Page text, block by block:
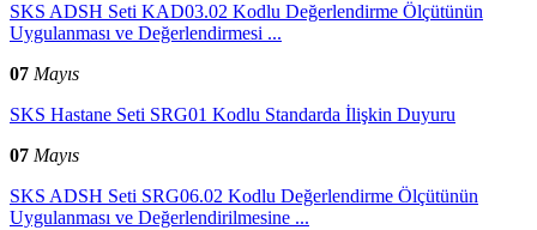
SKS ADSH Seti KAD03.02 Kodlu Değerlendirme Ölçütünün
Uygulanması ve Değerlendirmesi ...
07 Mayıs
SKS Hastane Seti SRG01 Kodlu Standarda İlişkin Duyuru
07 Mayıs
SKS ADSH Seti SRG06.02 Kodlu Değerlendirme Ölçütünün
Uygulanması ve Değerlendirilmesine ...